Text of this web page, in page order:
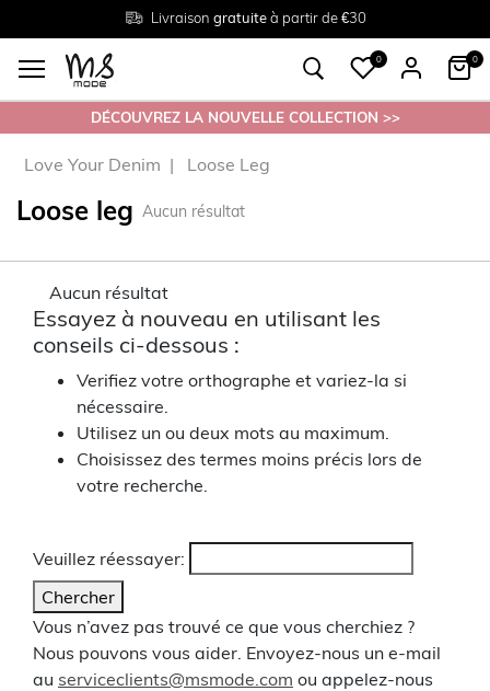
Livraison gratuiteà partir de €30
Tailles du38 au 54
Retourgratuit en magasin
0 0
DÉCOUVREZ LA NOUVELLE COLLECTION >>
Love Your Denim Loose Leg
Loose leg Aucun résultat
Aucun résultat
Essayez à nouveau en utilisant les
conseils ci-dessous :
Verifiez votre orthographe et variez-la si
nécessaire.
Utilisez un ou deux mots au maximum.
Choisissez des termes moins précis lors de
votre recherche.
Veuillez réessayer:
Chercher
Vous n’avez pas trouvé ce que vous cherchiez ?
Nous pouvons vous aider. Envoyez-nous un e-mail
au serviceclients@msmode.com ou appelez-nous